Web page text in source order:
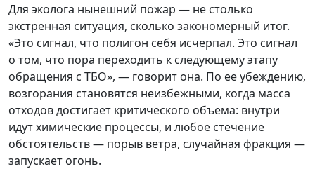
Для эколога нынешний пожар — не столько
экстренная ситуация, сколько закономерный итог.
«Это сигнал, что полигон себя исчерпал. Это сигнал
о том, что пора переходить к следующему этапу
обращения с ТБО», — говорит она. По ее убеждению,
возгорания становятся неизбежными, когда масса
отходов достигает критического объема: внутри
идут химические процессы, и любое стечение
обстоятельств — порыв ветра, случайная фракция —
запускает огонь.